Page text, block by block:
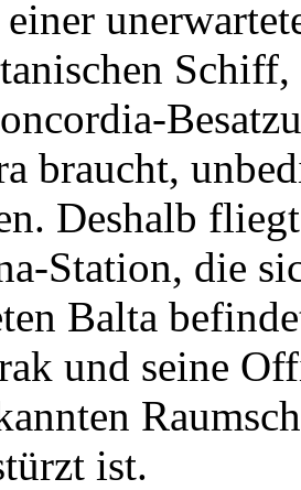
braucht,
Deshalb
Station, die
Balta
und seine
ist.